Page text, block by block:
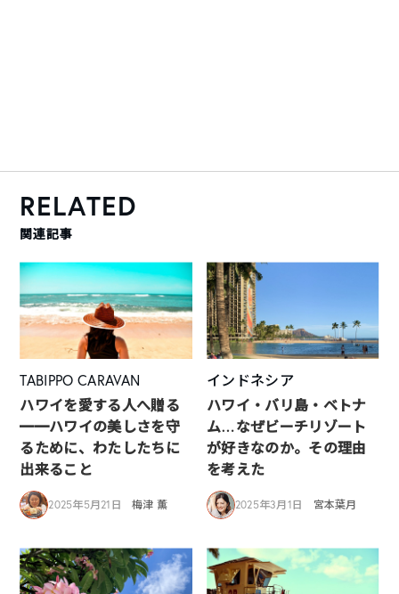
RELATED
関連記事
TABIPPO CARAVAN
ハワイを愛する人へ贈る
━━ハワイの美しさを守
るために、わたしたちに
出来ること
2025年5月21日 梅津 薫
インドネシア
ハワイ・バリ島・ベトナ
ム…なぜビーチリゾート
が好きなのか。その理由
を考えた
2025年3月1日 宮本葉月